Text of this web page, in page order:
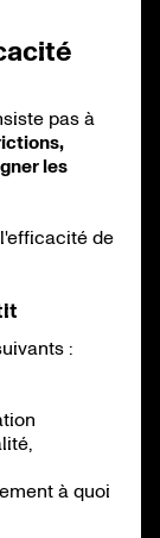
pas à
les
de
:
à quoi